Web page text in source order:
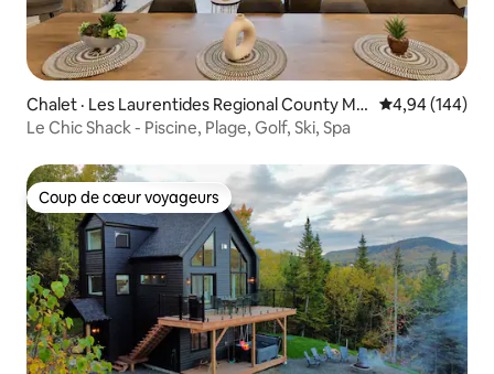
Chalet · Les Laurentides Regional County Mu
nicipality
Note
4,94 (144)
Le Chic Shack - Piscine, Plage, Golf, Ski, Spa
Coup de cœur voyageurs
Coup de cœur voyageurs